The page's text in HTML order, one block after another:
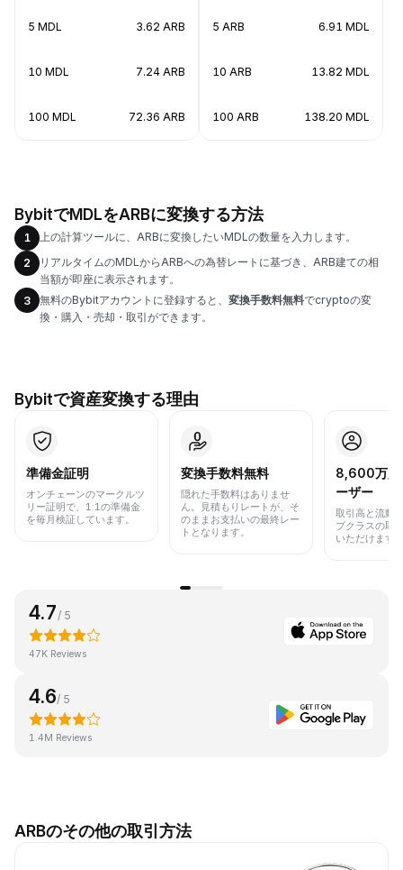
5 MDL 3.62 ARB
10 MDL 7.24 ARB
100 MDL 72.36 ARB
5 ARB 6.91 MDL
10 ARB 13.82 MDL
100 ARB 138.20 MDL
BybitでMDLをARBに変換する方法
1
上の計算ツールに、ARBに変換したいMDLの数量を入力します。
2
リアルタイムのMDLからARBへの為替レートに基づき、ARB建ての相
当額が即座に表示されます。
3
無料のBybitアカウントに登録すると、 変換手数料無料でcryptoの変
換・購入・売却・取引ができます。
Bybitで資産変換する理由
準備金証明
オンチェーンのマークルツ
リー証明で、1:1の準備金
を毎月検証しています。
変換手数料無料
隠れた手数料はありませ
ん。見積もりレートが、そ
のままお支払いの最終レー
トとなります。
8,600万人
ーザー
取引高と流動
プクラスの取
いただけます
4.7 / 5
47K Reviews
4.6/ 5
1.4M Reviews
ARBのその他の取引方法